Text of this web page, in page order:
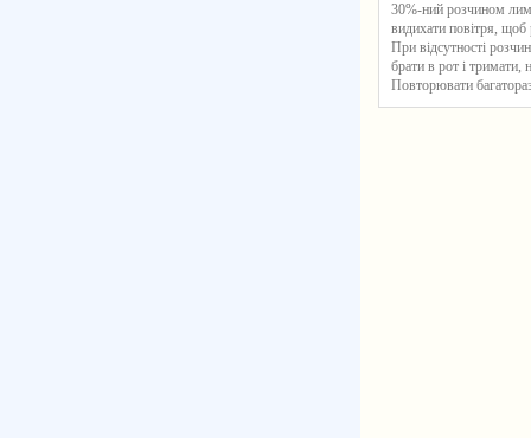
30%-ний розчином
видихати повітря, щоб
При відсутності
брати в рот і тримати,
Повторювати